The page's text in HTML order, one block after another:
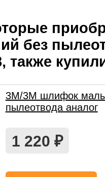
без
также
3M/3М шлифок
пылеотвода аналог
1 220 ₽